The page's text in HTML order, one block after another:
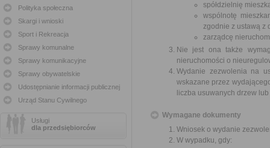
Polityka społeczna
Skargi i wnioski
Sport i Rekreacja
Sprawy komunalne
Sprawy komunikacyjne
Sprawy obywatelskie
Udostępnianie informacji publicznej
Urząd Stanu Cywilnego
Usługi
dla przedsiębiorców
spółdzielnię
wspólnotę
zgodnie z ustawą z
zarządcę
Nie jest ona także
nieruchomości o
Wydanie zezwolenia na
wskazane przez
liczba usuwanych drzew
Wymagane dokumenty
Wniosek o wydanie
W wypadku, gdy: